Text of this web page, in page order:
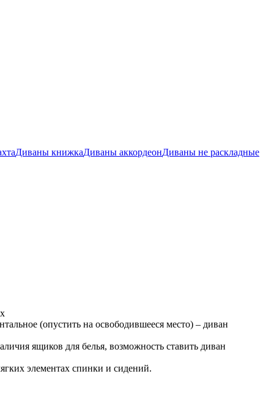
Диваны книжкаДиваны аккордеонДиваны не раскладные
(опустить на освободившееся место) – диван
ящиков для белья, возможность ставить диван
элементах спинки и сидений.